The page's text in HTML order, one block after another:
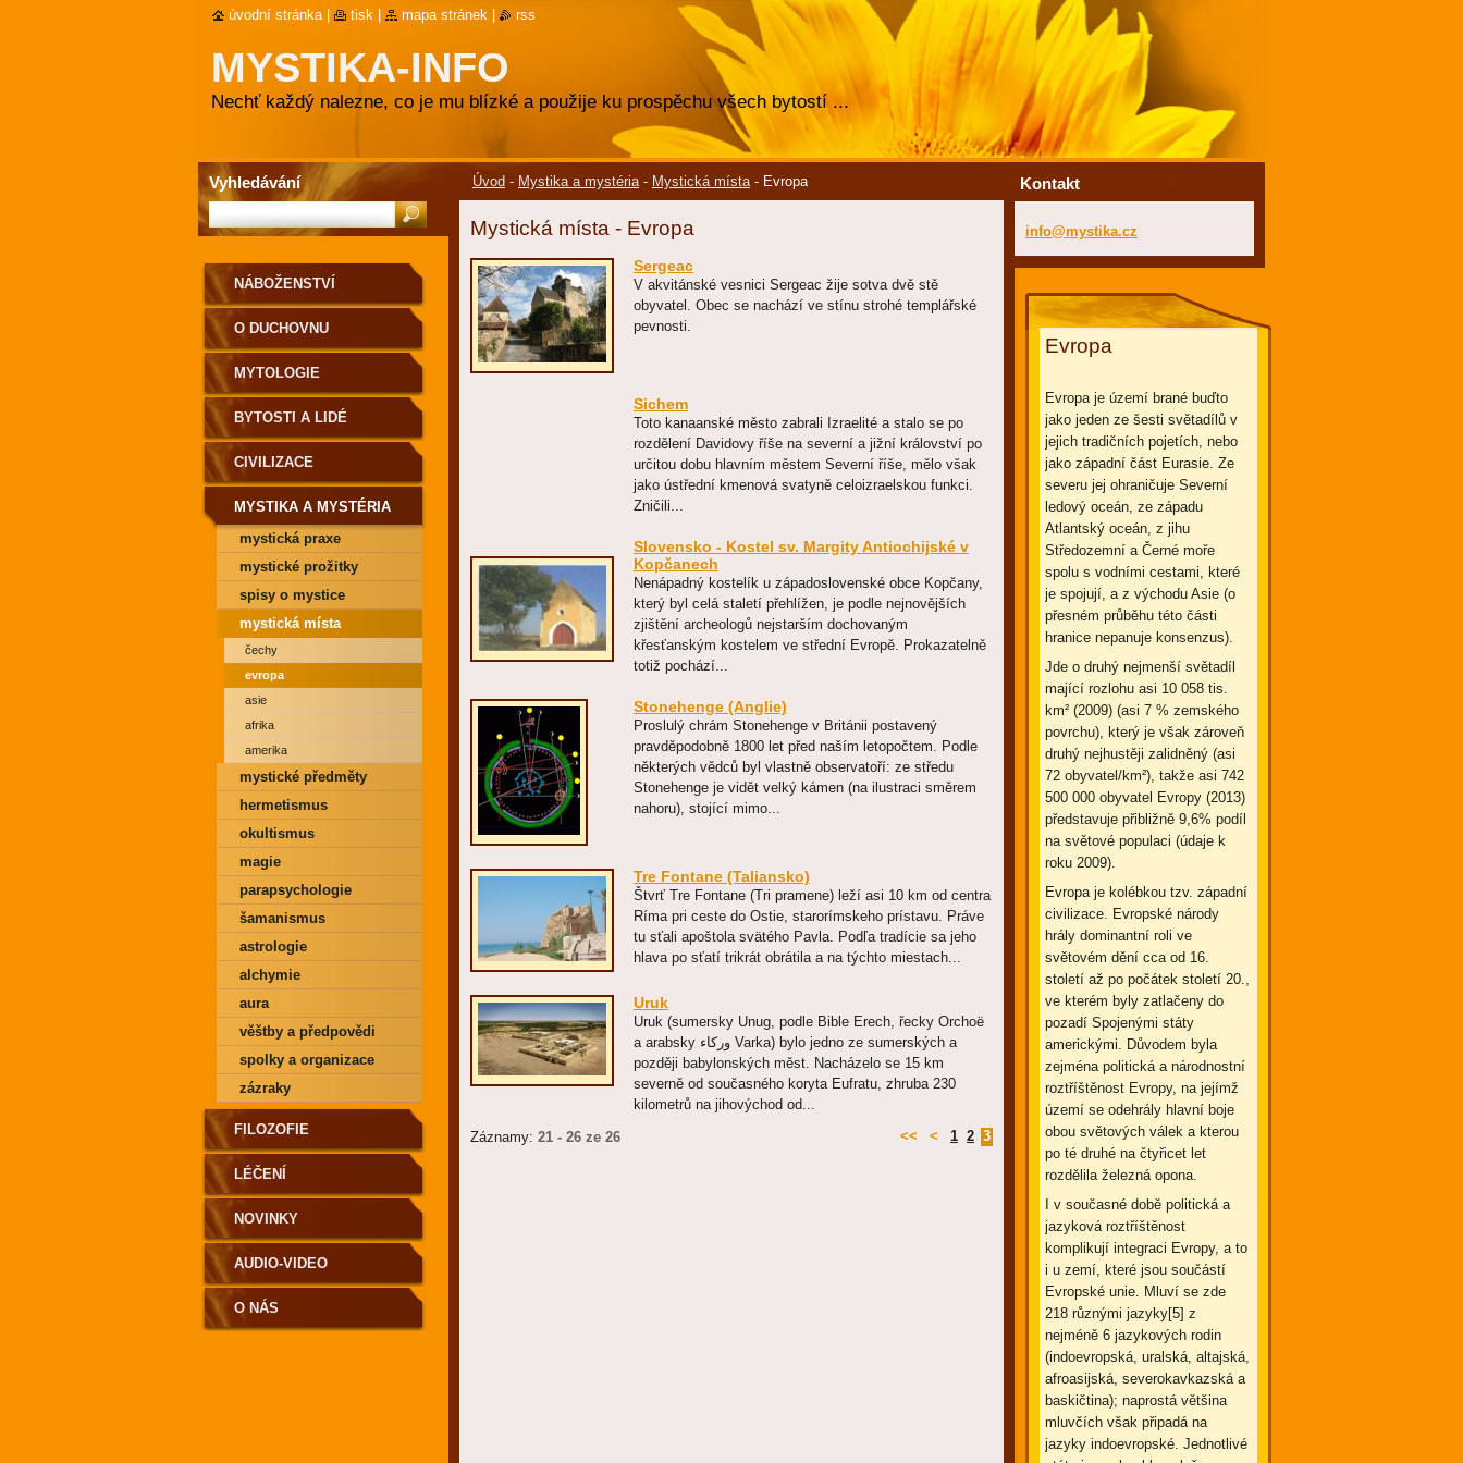
MYSTIKA-INFO
Nechť každý nalezne, co je mu blízké a použije ku prospěchu všech bytostí ...
Úvod - Mystika a mystéria - Mystická místa - Evropa
Mystická místa - Evropa
Sergeac
V akvitánské vesnici Sergeac žije sotva dvě stě
obyvatel. Obec se nachází ve stínu strohé templářské
pevnosti.
Sichem
Toto kanaanské město zabrali Izraelité a stalo se po
rozdělení Davidovy říše na severní a jižní království po
určitou dobu hlavním městem Severní říše, mělo však
jako ústřední kmenová svatyně celoizraelskou funkci.
Zničili...
Slovensko - Kostel sv. Margity Antiochijské v
Kopčanech
Nenápadný kostelík u západoslovenské obce Kopčany,
který byl celá staletí přehlížen, je podle nejnovějších
zjištění archeologů nejstarším dochovaným
křesťanským kostelem ve střední Evropě. Prokazatelně
totiž pochází...
Stonehenge (Anglie)
Proslulý chrám Stonehenge v Británii postavený
pravděpodobně 1800 let před naším letopočtem. Podle
některých vědců byl vlastně observatoří: ze středu
Stonehenge je vidět velký kámen (na ilustraci směrem
nahoru), stojící mimo...
Tre Fontane (Taliansko)
Štvrť Tre Fontane (Tri pramene) leží asi 10 km od centra
Ríma pri ceste do Ostie, starorímskeho prístavu. Práve
tu sťali apoštola svätého Pavla. Podľa tradície sa jeho
hlava po sťatí trikrát obrátila a na týchto miestach...
Uruk
Uruk (sumersky Unug, podle Bible Erech, řecky Orchoë
a arabsky وركاء Varka) bylo jedno ze sumerských a
později babylonských měst. Nacházelo se 15 km
severně od současného koryta Eufratu, zhruba 230
kilometrů na jihovýchod od...
Záznamy: 21 - 26 ze 26 << < 1 2 3
NÁBOŽENSTVÍ
O DUCHOVNU
MYTOLOGIE
BYTOSTI A LIDÉ
CIVILIZACE
MYSTIKA A MYSTÉRIA
mystická praxe
mystické prožitky
spisy o mystice
mystická místa
čechy
evropa
asie
afrika
amerika
mystické předměty
hermetismus
okultismus
magie
parapsychologie
šamanismus
astrologie
alchymie
aura
věštby a předpovědi
spolky a organizace
zázraky
FILOZOFIE
LÉČENÍ
NOVINKY
AUDIO-VIDEO
O NÁS
Kontakt
info@mystika.cz
Evropa
Evropa je území brané buďto
jako jeden ze šesti světadílů v
jejich tradičních pojetích, nebo
jako západní část Eurasie. Ze
severu jej ohraničuje Severní
ledový oceán, ze západu
Atlantský oceán, z jihu
Středozemní a Černé moře
spolu s vodními cestami, které
je spojují, a z východu Asie (o
přesném průběhu této části
hranice nepanuje konsenzus).
Jde o druhý nejmenší světadíl
mající rozlohu asi 10 058 tis.
km² (2009) (asi 7 % zemského
povrchu), který je však zároveň
druhý nejhustěji zalidněný (asi
72 obyvatel/km²), takže asi 742
500 000 obyvatel Evropy (2013)
představuje přibližně 9,6% podíl
na světové populaci (údaje k
roku 2009).
Evropa je kolébkou tzv. západní
civilizace. Evropské národy
hrály dominantní roli ve
světovém dění cca od 16.
století až po počátek století 20.,
ve kterém byly zatlačeny do
pozadí Spojenými státy
americkými. Důvodem byla
zejména politická a národnostní
roztříštěnost Evropy, na jejímž
území se odehrály hlavní boje
obou světových válek a kterou
po té druhé na čtyřicet let
rozdělila železná opona.
I v současné době politická a
jazyková roztříštěnost
komplikují integraci Evropy, a to
i u zemí, které jsou součástí
Evropské unie. Mluví se zde
218 různými jazyky[5] z
nejméně 6 jazykových rodin
(indoevropská, uralská, altajská,
afroasijská, severokavkazská a
baskičtina); naprostá většina
mluvčích však připadá na
jazyky indoevropské. Jednotlivé
Vyhledávání
úvodní stránka tisk mapa stránek rss